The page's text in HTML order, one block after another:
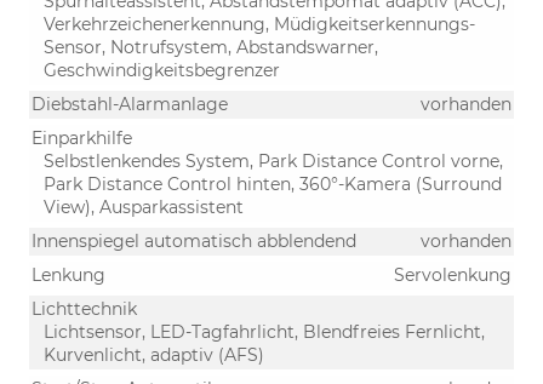
Verkehrzeichenerkennung, Müdigkeitserkennungs-
Sensor, Notrufsystem, Abstandswarner,
Geschwindigkeitsbegrenzer
Diebstahl-Alarmanlage
vorhanden
Einparkhilfe
Selbstlenkendes System, Park Distance Control vorne,
Park Distance Control hinten, 360°-Kamera (Surround
View), Ausparkassistent
Innenspiegel automatisch abblendend
vorhanden
Lenkung
Servolenkung
Lichttechnik
Lichtsensor, LED-Tagfahrlicht, Blendfreies Fernlicht,
Kurvenlicht, adaptiv (AFS)